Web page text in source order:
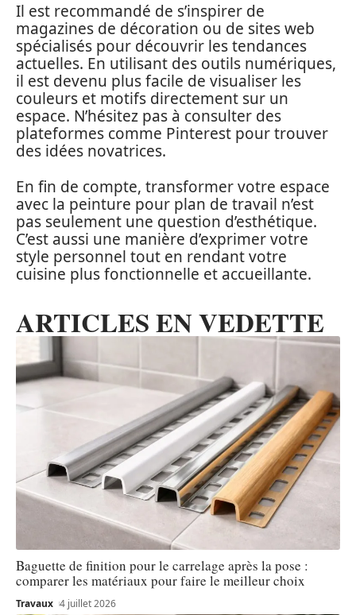
Il est recommandé de s’inspirer de
magazines de décoration ou de sites web
spécialisés pour découvrir les tendances
actuelles. En utilisant des outils numériques,
il est devenu plus facile de visualiser les
couleurs et motifs directement sur un
espace. N’hésitez pas à consulter des
plateformes comme Pinterest pour trouver
des idées novatrices.
En fin de compte, transformer votre espace
avec la peinture pour plan de travail n’est
pas seulement une question d’esthétique.
C’est aussi une manière d’exprimer votre
style personnel tout en rendant votre
cuisine plus fonctionnelle et accueillante.
ARTICLES EN VEDETTE
Baguette de finition pour le carrelage après la pose :
comparer les matériaux pour faire le meilleur choix
Travaux 4 juillet 2026